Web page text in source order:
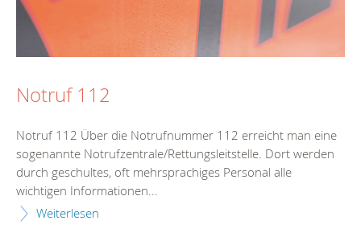
Notruf 112
Notruf 112 Über die Notrufnummer 112 erreicht man eine
sogenannte Notrufzentrale/Rettungsleitstelle. Dort werden
durch geschultes, oft mehrsprachiges Personal alle
wichtigen Informationen...
Weiterlesen